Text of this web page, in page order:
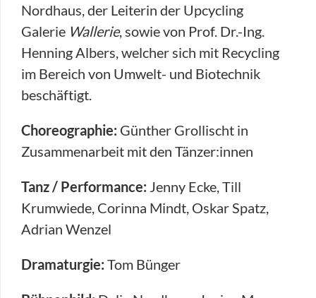
Nordhaus, der Leiterin der Upcycling
Galerie Wallerie, sowie von Prof. Dr.-Ing.
Henning Albers, welcher sich mit Recycling
im Bereich von Umwelt- und Biotechnik
beschäftigt.
Choreographie: Günther Grollischt in
Zusammenarbeit mit den Tänzer:innen
Tanz / Performance: Jenny Ecke, Till
Krumwiede, Corinna Mindt, Oskar Spatz,
Adrian Wenzel
Dramaturgie: Tom Bünger